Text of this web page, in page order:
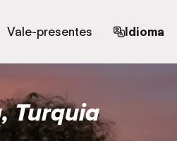
Vale-presentes Idioma
Turquia